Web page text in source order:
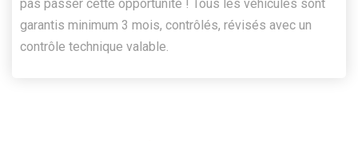
pas passer cette opportunité ! Tous les véhicules sont
garantis minimum 3 mois, contrôlés, révisés avec un
contrôle technique valable.